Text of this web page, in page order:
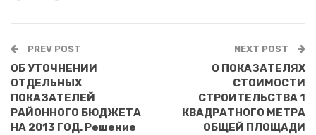
PREV POST
ОБ УТОЧНЕНИИ
ОТДЕЛЬНЫХ
ПОКАЗАТЕЛЕЙ
РАЙОННОГО БЮДЖЕТА
НА 2013 ГОД. Решение
NEXT POST
О ПОКАЗАТЕЛЯХ
СТОИМОСТИ
СТРОИТЕЛЬСТВА 1
КВАДРАТНОГО МЕТРА
ОБЩЕЙ ПЛОЩАДИ